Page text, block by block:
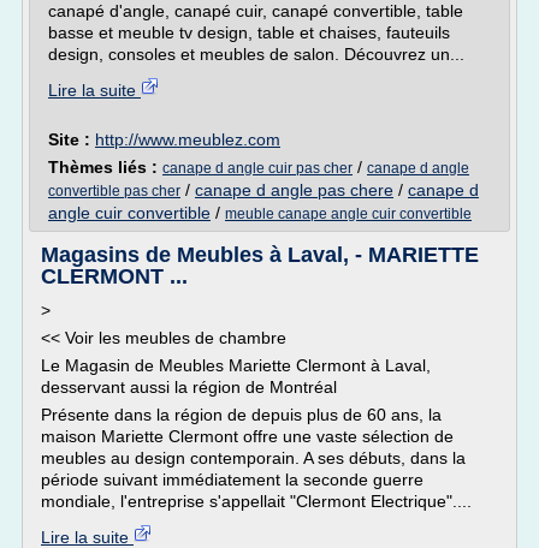
canapé d'angle, canapé cuir, canapé convertible, table
basse et meuble tv design, table et chaises, fauteuils
design, consoles et meubles de salon. Découvrez un...
Lire la suite
Site : http://www.meublez.com
Thèmes liés : canape d angle cuir pas cher / canape d angle
convertible pas cher / canape d angle pas chere / canape d
angle cuir convertible / meuble canape angle cuir convertible
Magasins de Meubles à Laval, - MARIETTE
CLERMONT ...
>
<< Voir les meubles de chambre
Le Magasin de Meubles Mariette Clermont à Laval,
desservant aussi la région de Montréal
Présente dans la région de depuis plus de 60 ans, la
maison Mariette Clermont offre une vaste sélection de
meubles au design contemporain. A ses débuts, dans la
période suivant immédiatement la seconde guerre
mondiale, l'entreprise s'appellait "Clermont Electrique"....
Lire la suite